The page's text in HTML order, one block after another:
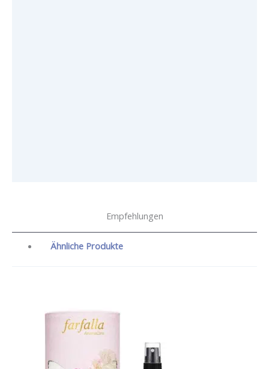
Empfehlungen
Ähnliche Produkte